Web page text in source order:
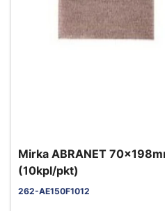
Mirka ABRANET
(10kpl/pkt)
262-AE150F1012